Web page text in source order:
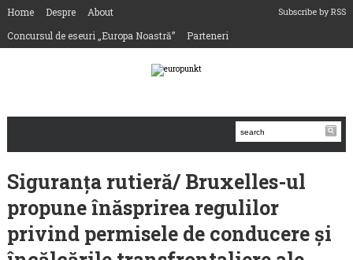
Subscribe by RSS
Home Despre
About
Concursul de eseuri „Europa Noastră”
Parteneri
Siguranța rutieră/ Bruxelles-ul
propune înăsprirea regulilor
privind permisele de conducere și